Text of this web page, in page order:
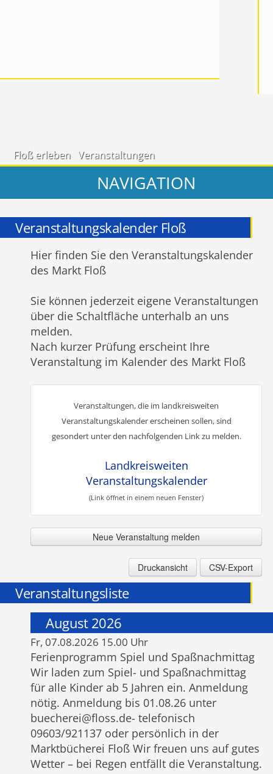
Floß erleben Veranstaltungen
NAVIGATION
Veranstaltungskalender Floß
Hier finden Sie den Veranstaltungskalender
des Markt Floß
Sie können jederzeit eigene Veranstaltungen
über die Schaltfläche unterhalb an uns
melden.
Nach kurzer Prüfung erscheint Ihre
Veranstaltung im Kalender des Markt Floß
Veranstaltungen, die im landkreisweiten
Veranstaltungskalender erscheinen sollen, sind
gesondert unter den nachfolgenden Link zu melden.
Landkreisweiten
Veranstaltungskalender
(Link öffnet in einem neuen Fenster)
Neue Veranstaltung melden
Druckansicht CSV-Export
Veranstaltungsliste
August 2026
Fr, 07.08.2026 15.00 Uhr
Ferienprogramm Spiel und Spaßnachmittag
Wir laden zum Spiel- und Spaßnachmittag
für alle Kinder ab 5 Jahren ein. Anmeldung
nötig. Anmeldung bis 01.08.26 unter
buecherei@floss.de- telefonisch
09603/921137 oder persönlich in der
Marktbücherei Floß Wir freuen uns auf gutes
Wetter – bei Regen entfällt die Veranstaltung.